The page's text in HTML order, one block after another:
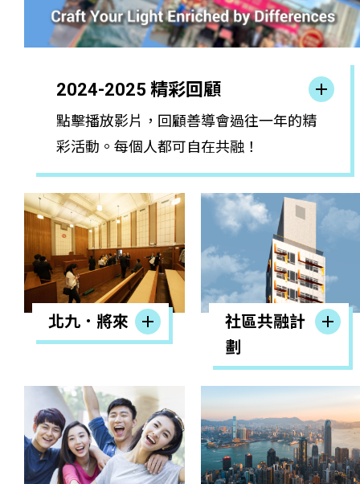
2024-2025 精彩回顧
點擊播放影片，回顧善導會過往一年的精
彩活動。每個人都可自在共融！
北九．將來
社區共融計
劃